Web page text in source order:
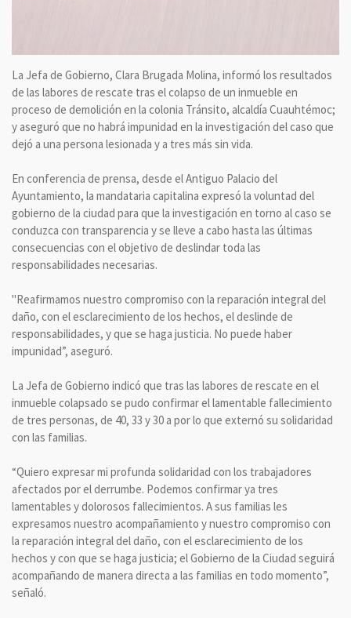
La Jefa de Gobierno, Clara Brugada Molina, informó los resultados
de las labores de rescate tras el colapso de un inmueble en
proceso de demolición en la colonia Tránsito, alcaldía Cuauhtémoc;
y aseguró que no habrá impunidad en la investigación del caso que
dejó a una persona lesionada y a tres más sin vida.
En conferencia de prensa, desde el Antiguo Palacio del
Ayuntamiento, la mandataria capitalina expresó la voluntad del
gobierno de la ciudad para que la investigación en torno al caso se
conduzca con transparencia y se lleve a cabo hasta las últimas
consecuencias con el objetivo de deslindar toda las
responsabilidades necesarias.
"Reafirmamos nuestro compromiso con la reparación integral del
daño, con el esclarecimiento de los hechos, el deslinde de
responsabilidades, y que se haga justicia. No puede haber
impunidad”, aseguró.
La Jefa de Gobierno indicó que tras las labores de rescate en el
inmueble colapsado se pudo confirmar el lamentable fallecimiento
de tres personas, de 40, 33 y 30 a por lo que externó su solidaridad
con las familias.
“Quiero expresar mi profunda solidaridad con los trabajadores
afectados por el derrumbe. Podemos confirmar ya tres
lamentables y dolorosos fallecimientos. A sus familias les
expresamos nuestro acompañamiento y nuestro compromiso con
la reparación integral del daño, con el esclarecimiento de los
hechos y con que se haga justicia; el Gobierno de la Ciudad seguirá
acompañando de manera directa a las familias en todo momento”,
señaló.